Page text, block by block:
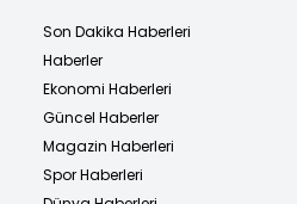
Son Dakika Haberleri
Haberler
Ekonomi Haberleri
Güncel Haberler
Magazin Haberleri
Spor Haberleri